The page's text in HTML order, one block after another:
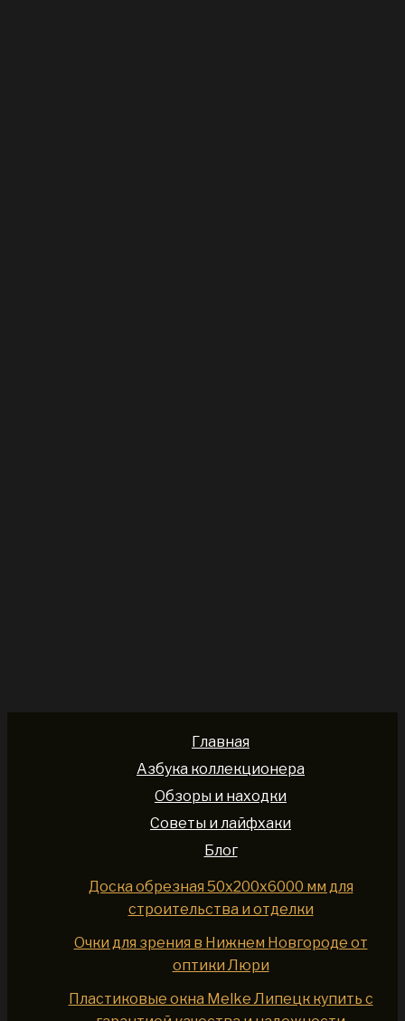
Главная
Азбука коллекционера
Обзоры и находки
Советы и лайфхаки
Блог
Доска обрезная 50x200x6000 мм для
строительства и отделки
Очки для зрения в Нижнем Новгороде от
оптики Люри
Пластиковые окна Melke Липецк купить с